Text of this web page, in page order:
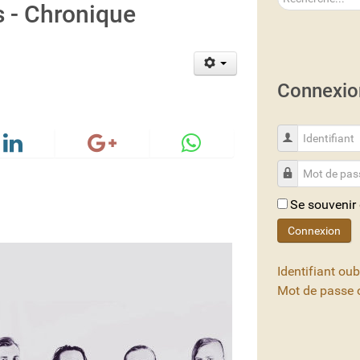
- Chronique
Identifiant
Mot de passe
Se souvenir
Connexion
Identifiant
Mot de passe